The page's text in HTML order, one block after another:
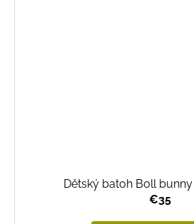
Dětský batoh Boll
€35